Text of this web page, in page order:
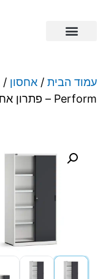
עמוד הבית / אחסון
Perform – פתרון אחסון תעשייתי חכם וחוסך מקום